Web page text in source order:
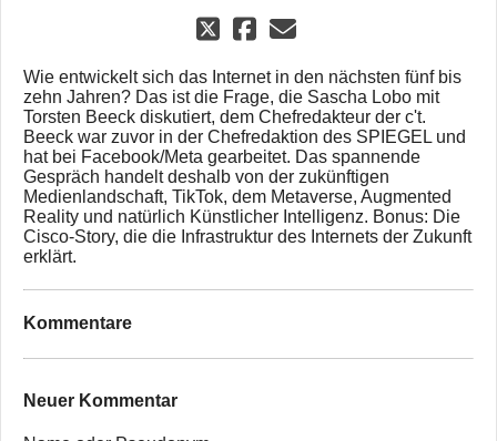
Wie entwickelt sich das Internet in den nächsten fünf bis
zehn Jahren? Das ist die Frage, die Sascha Lobo mit
Torsten Beeck diskutiert, dem Chefredakteur der c't.
Beeck war zuvor in der Chefredaktion des SPIEGEL und
hat bei Facebook/Meta gearbeitet. Das spannende
Gespräch handelt deshalb von der zukünftigen
Medienlandschaft, TikTok, dem Metaverse, Augmented
Reality und natürlich Künstlicher Intelligenz. Bonus: Die
Cisco-Story, die die Infrastruktur des Internets der Zukunft
erklärt.
Kommentare
Neuer Kommentar